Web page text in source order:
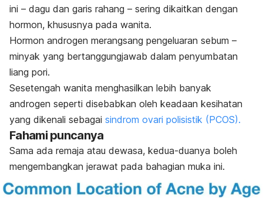
ini – dagu dan garis rahang – sering dikaitkan dengan
hormon, khususnya pada wanita.
Hormon androgen merangsang pengeluaran sebum –
minyak yang bertanggungjawab dalam penyumbatan
liang pori.
Sesetengah wanita menghasilkan lebih banyak
androgen seperti disebabkan oleh keadaan kesihatan
yang dikenali sebagai sindrom ovari polisistik (PCOS).
Fahami puncanya
Sama ada remaja atau dewasa, kedua-duanya boleh
mengembangkan jerawat pada bahagian muka ini.